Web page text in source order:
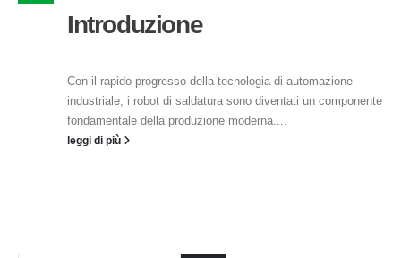
Introduzione
Con il rapido progresso della tecnologia di automazione
industriale, i robot di saldatura sono diventati un componente
fondamentale della produzione moderna....
leggi di più